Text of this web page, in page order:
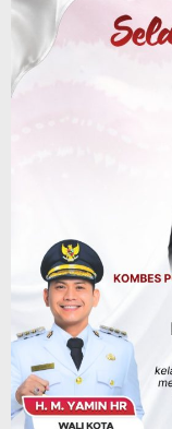
Agustus 6, 2026
Advertorial
Silaturahmi
AKBP Arif
Keamanan
Advertorial Pemkab
Disporapar
Pelatihan
Jadi
Agustus 6, 2026